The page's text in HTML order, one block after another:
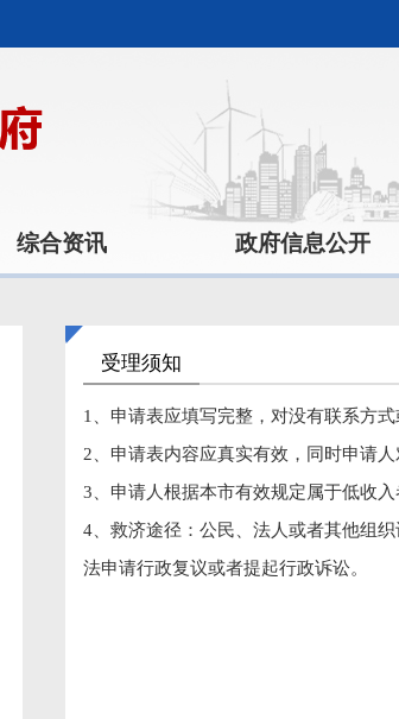
综合资讯 政府信息公开
受理须知
1、申请表应填写完整，对没有联系方
2、申请表内容应真实有效，同时申请人
3、申请人根据本市有效规定属于低收
4、救济途径：公民、法人或者其他组
法申请行政复议或者提起行政诉讼。